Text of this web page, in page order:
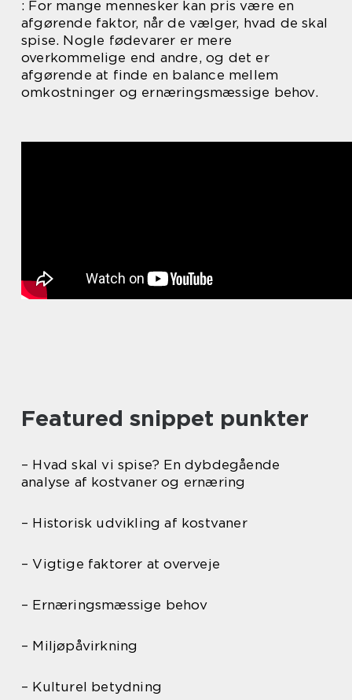
: For mange mennesker kan pris være en
afgørende faktor, når de vælger, hvad de skal
spise. Nogle fødevarer er mere
overkommelige end andre, og det er
afgørende at finde en balance mellem
omkostninger og ernæringsmæssige behov.
Featured snippet punkter
– Hvad skal vi spise? En dybdegående
analyse af kostvaner og ernæring
– Historisk udvikling af kostvaner
– Vigtige faktorer at overveje
– Ernæringsmæssige behov
– Miljøpåvirkning
– Kulturel betydning